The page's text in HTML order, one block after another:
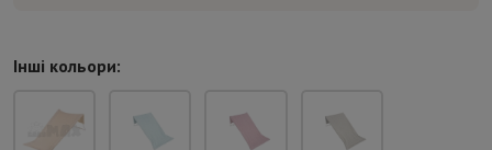
Інші кольори: